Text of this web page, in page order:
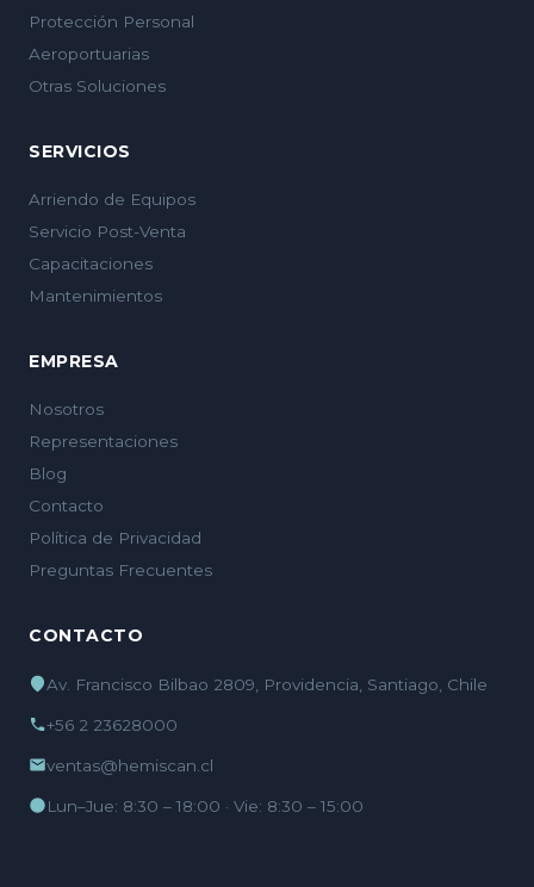
Protección Personal
Aeroportuarias
Otras Soluciones
SERVICIOS
Arriendo de Equipos
Servicio Post-Venta
Capacitaciones
Mantenimientos
EMPRESA
Nosotros
Representaciones
Blog
Contacto
Política de Privacidad
Preguntas Frecuentes
CONTACTO
Av. Francisco Bilbao 2809, Providencia, Santiago, Chile
+56 2 23628000
ventas@hemiscan.cl
Lun–Jue: 8:30 – 18:00 · Vie: 8:30 – 15:00